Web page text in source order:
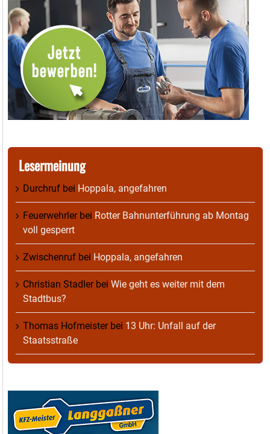
Lesermeinung
Durchruf bei Hoppala, angefahren
Feuerwehrlerbei Rotter Bahnunterführung ab Montag
voll gesperrt
Zwischenruf bei Hoppala, angefahren
Christian Stadlerbei Wie geht es weiter mit dem
Stadtbus?
Thomas Hofmeisterbei 13 Uhr: Unfall auf der
Staatsstraße